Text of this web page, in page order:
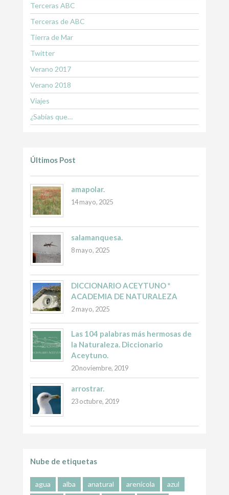
Terceras ABC
Terceras de ABC
Tierra de Mar
Twitter
Verano 2017
Verano 2018
Viajes
¿Sabías que…
Últimos Post
amapolar.
14 mayo, 2025
salamanquesa.
8 mayo, 2025
DICCIONARIO ACEYTUNO *
ACADEMIA DE NATURALEZA
2 mayo, 2025
Las 104 palabras más hermosas de
la Naturaleza. Diccionario
Aceytuno.
20 noviembre, 2019
arrostrar.
23 octubre, 2019
Nube de etiquetas
agua alba anatural arenícola
azul